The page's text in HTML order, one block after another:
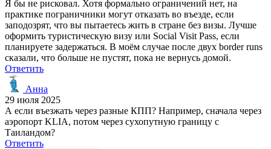
Я бы не рисковал. Хотя формально ограничений нет, на
практике пограничники могут отказать во въезде, если
заподозрят, что вы пытаетесь жить в стране без визы. Лучше
оформить туристическую визу или Social Visit Pass, если
планируете задержаться. В моём случае после двух border runs
сказали, что больше не пустят, пока не вернусь домой.
Ответить
Анна
29 июля 2025
А если въезжать через разные КПП? Например, сначала через
аэропорт KLIA, потом через сухопутную границу с
Таиландом?
Ответить